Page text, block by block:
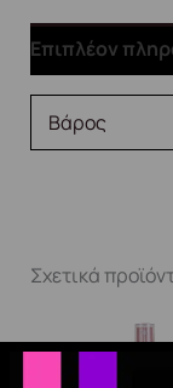
Επιπλέον
Βάρος
Σχετικά